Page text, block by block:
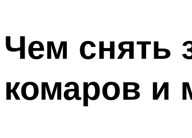
Чем снять
комаров и